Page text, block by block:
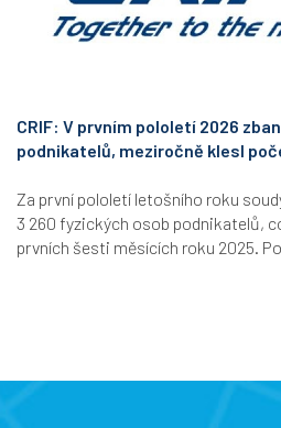
CRIF: V prvním pololetí 2026
podnikatelů, meziročně klesl
Za první pololetí letošního roku
3 260 fyzických osob podnikatelů,
prvních šesti měsících roku 2025.